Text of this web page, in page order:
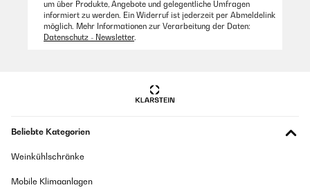
um über Produkte, Angebote und gelegentliche Umfragen
informiert zu werden. Ein Widerruf ist jederzeit per Abmeldelink
möglich. Mehr Informationen zur Verarbeitung der Daten:
Datenschutz - Newsletter.
Beliebte Kategorien
Weinkühlschränke
Mobile Klimaanlagen